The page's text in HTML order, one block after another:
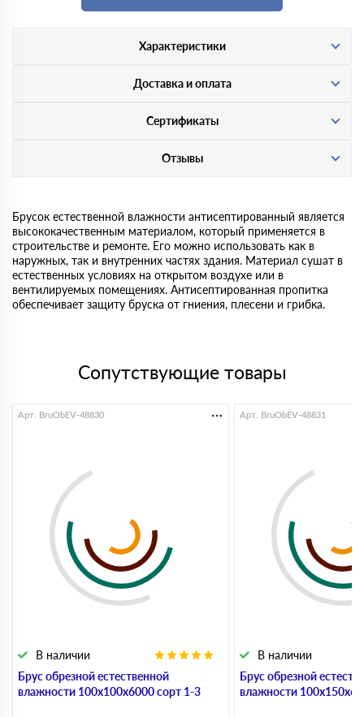
Характеристики
Доставка и оплата
Сертификаты
Отзывы
Брусок естественной влажности антисептированный является
высококачественным материалом, который применяется в
строительстве и ремонте. Его можно использовать как в
наружных, так и внутренних частях здания. Материал сушат в
естественных условиях на открытом воздухе или в
вентилируемых помещениях. Антисептированная пропитка
обеспечивает защиту бруска от гниения, плесени и грибка.
Сопутствующие товары
Брус обрезной естественной
влажности 100х100х6000 сорт 1-3
В наличии
Арт. BruObEV-48830
Брус обрезной
влажности
В наличии
Арт. BruObEV-48831